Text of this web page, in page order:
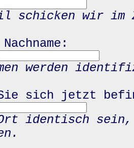
schicken wir
werden
sich jetzt
Ort identisch